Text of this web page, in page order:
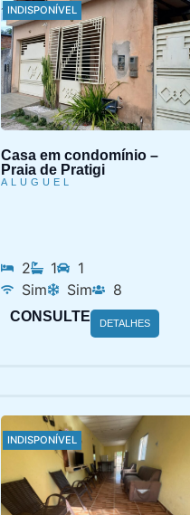
INDISPONÍVEL
Casa em condomínio –
Praia de Pratigi
ALUGUEL
2 1
1
Sim
Sim 8
CONSULTE DETALHES
INDISPONÍVEL